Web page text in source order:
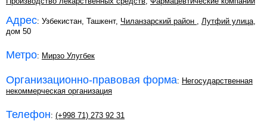
Адрес: Узбекистан, Ташкент, Чиланзарский район , Лутфий улица,
дом 50
Метро: Мирзо Улугбек
Организационно-правовая форма: Негосударственная
некоммерческая организация
Телефон: (+998 71) 273 92 31